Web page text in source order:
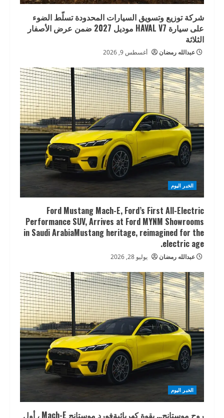
شركة توزيع وتسويق السيارات المحدودة تسلّط الضوء
على سيارة HAVAL V7 موديل 2027 ضمن عرض الأصفار
الثلاثة
عبدالله رمضان أغسطس 9, 2026
الخبر اليوم
Ford Mustang Mach-E, Ford’s First All-Electric
Performance SUV, Arrives at Ford MYNM Showrooms
in Saudi ArabiaMustang heritage, reimagined for the
electric age.
عبدالله رمضان يوليو 28, 2026
الخبر اليوم
روح موستانج… بقوة كهربائيةفورد موستانج Mach-E ، أول